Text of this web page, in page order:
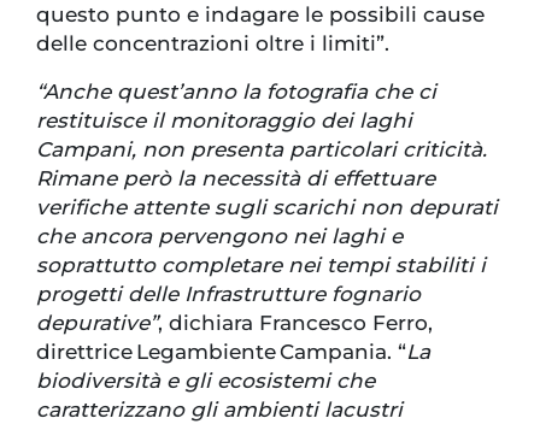
questo punto e indagare le possibili cause
delle concentrazioni oltre i limiti”.
“Anche quest’anno la fotografia che ci
restituisce il monitoraggio dei laghi
Campani, non presenta particolari criticità.
Rimane però la necessità di effettuare
verifiche attente sugli scarichi non depurati
che ancora pervengono nei laghi e
soprattutto completare nei tempi stabiliti i
progetti delle Infrastrutture fognario
depurative”, dichiara Francesco Ferro,
direttrice Legambiente Campania. “La
biodiversità e gli ecosistemi che
caratterizzano gli ambienti lacustri